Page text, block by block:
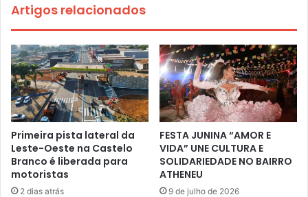
Artigos relacionados
Primeira pista lateral da
Leste-Oeste na Castelo
Branco é liberada para
motoristas
2 dias atrás
FESTA JUNINA “AMOR E
VIDA” UNE CULTURA E
SOLIDARIEDADE NO BAIRRO
ATHENEU
9 de julho de 2026